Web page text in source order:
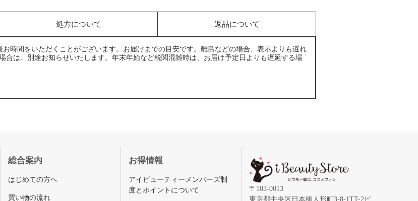
処方について 返品について
時間をいただくことがございます。お届けまでの目安です。離島などの場合、表示よりも遅れ
合は、別途お知らせいたします。年末年始など税関混雑時は、お届け予定日よりも遅延する場
総合案内
はじめての方へ
買い物の流れ
お得情報
アイビューティーメンバーズ制
度とポイントについて
〒103-0013
東京都中央区日本橋人形町3-8-1TT-2ビ